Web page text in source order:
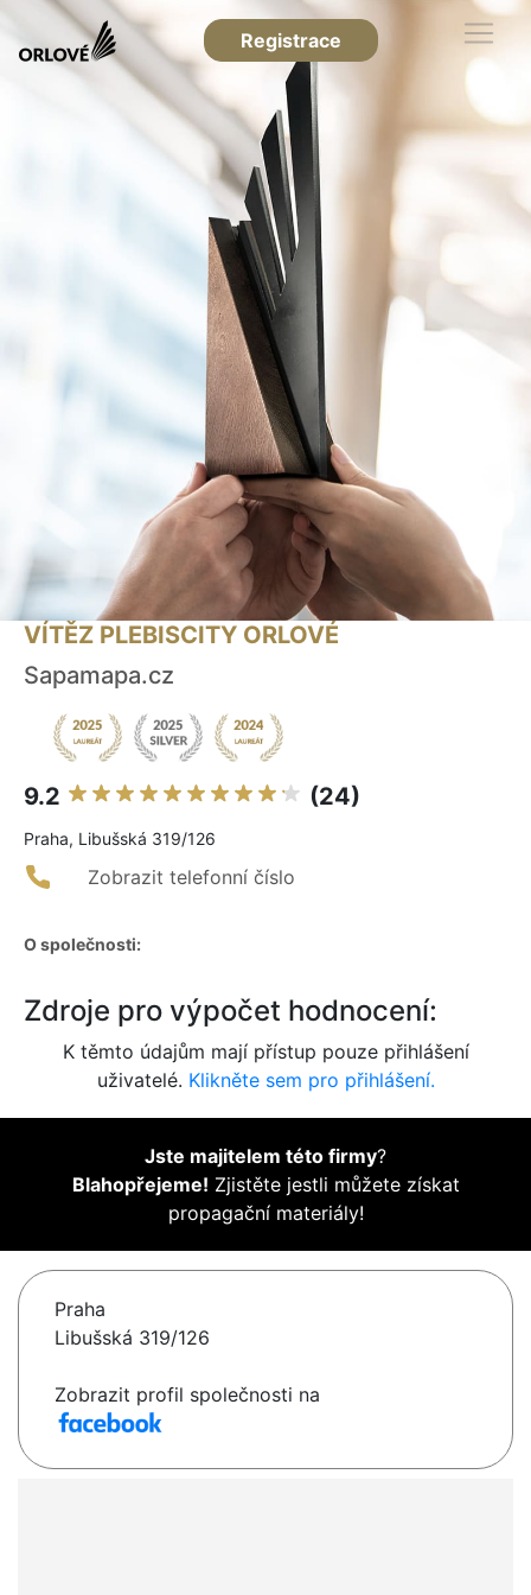
Registrace
VÍTĚZ PLEBISCITY ORLOVÉ
Sapamapa.cz
9.2 (24)
Praha, Libušská 319/126
Zobrazit telefonní číslo
O společnosti:
Zdroje pro výpočet hodnocení:
K těmto údajům mají přístup pouze přihlášení
uživatelé. Klikněte sem pro přihlášení.
Jste majitelem této firmy?
Blahopřejeme! Zjistěte jestli můžete získat
propagační materiály!
Praha
Libušská 319/126
Zobrazit profil společnosti na